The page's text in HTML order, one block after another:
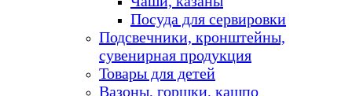
Посуда для сервировки
Подсвечники, кронштейны,
сувенирная продукция
Товары для детей
Вазоны, горшки, кашпо